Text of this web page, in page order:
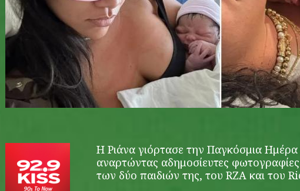
Η Ριάνα γιόρτασε την Παγκόσμια Ημέρα
αναρτώντας αδημοσίευτες
των δύο παιδιών της, του RZA και του